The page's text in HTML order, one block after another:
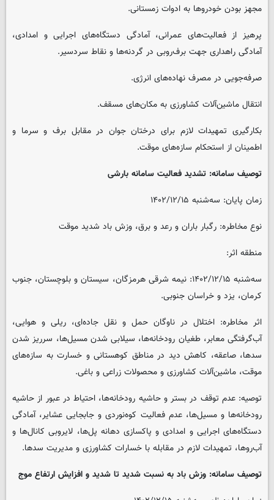
مجهز بودن خودروها به ادوات زمستانی.
پرهیز از فعالیت‌های عمرانی، آمادگی دستگاه‌های اجرایی و امدادی،
آمادگی راهداری جهت برف‌روبی در گردنه‌ها و نقاط سردسیر.
صرفه‌جویی در مصرف نهاده‌های انرژی.
انتقال ماشین‌آلات کشاورزی به مکان‌های مسقف.
بکارگیری تمهیدات لازم برای درختان جوان در مقابل برف و سرما و
اطمینان از استحکام سازه‌های موقت.
توصیف سامانه: تشدید فعالیت سامانه بارشی
زمان پایان: سه‌شنبه ۱۴۰۲/۱۲/۱۵
نوع مخاطره: رگبار باران و رعد و برق، وزش باد شدید موقت
منطقه اثر:
سه‌شنبه ۱۴۰۲/۱۲/۱۵: نیمه شرقی هرمزگان، سیستان و بلوچستان، جنوب
کرمان، یزد و خراسان جنوبی.
اثر مخاطره: اختلال در ناوگان حمل و نقل جاده‌ای، ریلی و هوایی،
آب‌گرفتگی معابر، طغیان رودخانه‌ها، سیلابی شدن مسیل‌ها، سرریز شدن
سدها، صاعقه، کاهش دید در مناطق کوهستانی و خسارت به سازه‌های
موقت، ماشین‌آلات کشاورزی و محصولات زراعی و باغی.
توصیه: عدم توقف در بستر و حاشیه رودخانه‌ها، احتیاط در عبور از حاشیه
رودخانه‌ها و مسیل‌ها، عدم فعالیت کوه‌نوردی و جابجایی عشایر، آمادگی
دستگاه‌های اجرایی و امدادی و پاکسازی دهانه پل‌ها، لایروبی کانال‌ها و
آب‌روها، تمهیدات لازم در مقابله با خسارات کشاورزی و مدیریت سدها.
توصیف سامانه: وزش باد به نسبت شدید تا شدید و افزایش ارتفاع موج